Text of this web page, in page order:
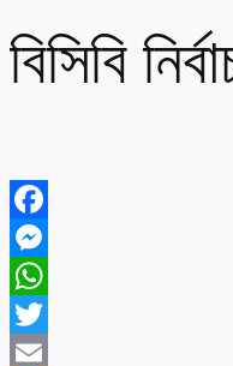
বিসিবি
Facebook
Messenger
WhatsApp
Twitter